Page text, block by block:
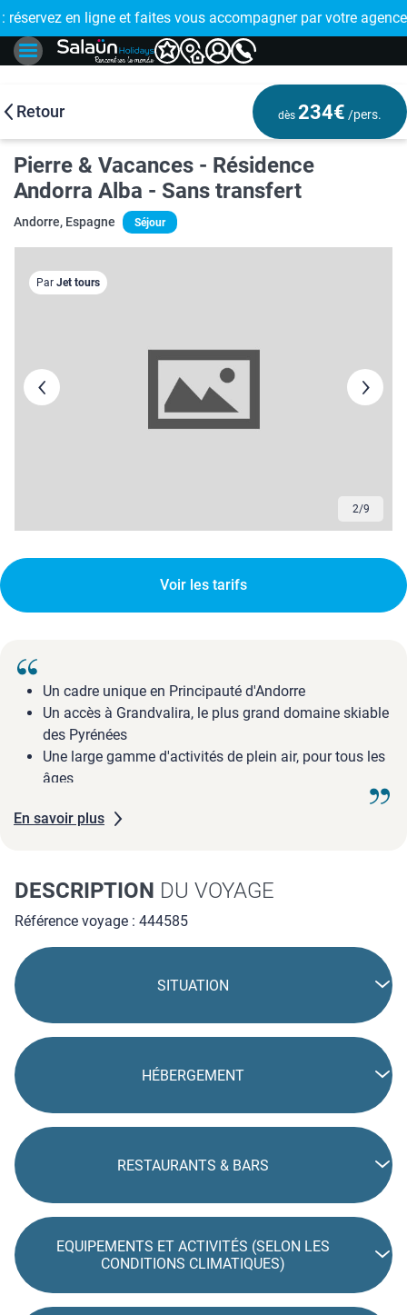
!
: réservez en ligne et faites vous accompagner par votre
🤩
Retour dès 234€ /pers.
Pierre & Vacances - Résidence
Andorra Alba - Sans transfert
Andorre, Espagne Séjour
3/9
Par Jet tours
Voir les tarifs
Un cadre unique en Principauté d'Andorre
Un accès à Grandvalira, le plus grand domaine skiable
des Pyrénées
Une large gamme d'activités de plein air, pour tous les
âges
En savoir plus
DESCRIPTION DU VOYAGE
Référence voyage : 444585
SITUATION
HÉBERGEMENT
RESTAURANTS & BARS
EQUIPEMENTS ET ACTIVITÉS (SELON LES
CONDITIONS CLIMATIQUES)